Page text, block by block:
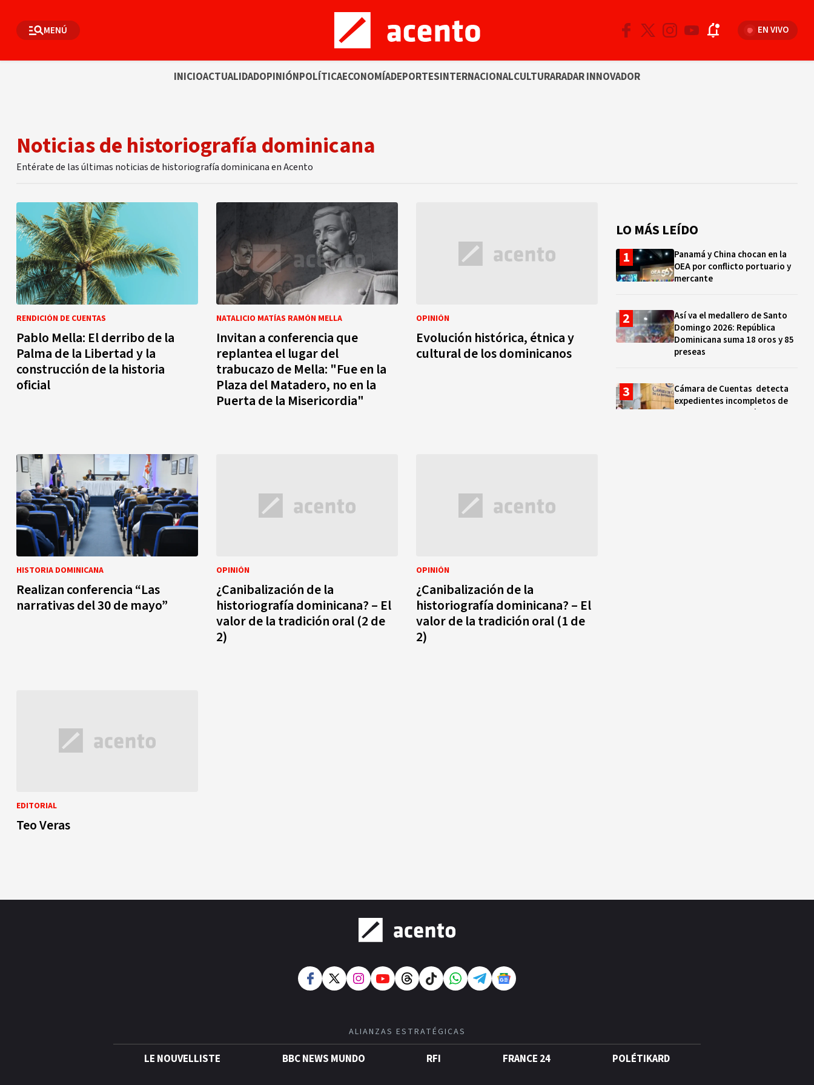
MENÚ EN VIVO
INICIOACTUALIDADOPINIÓNPOLÍTICAECONOMÍADEPORTESINTERNACIONALCULTURARADAR INNOVADOR
Noticias de historiografía dominicana
Entérate de las últimas noticias de historiografía dominicana en Acento
RENDICIÓN DE CUENTAS
Pablo Mella: El derribo de la
Palma de la Libertad y la
construcción de la historia
oficial
NATALICIO MATÍAS RAMÓN MELLA
Invitan a conferencia que
replantea el lugar del
trabucazo de Mella: "Fue en la
Plaza del Matadero, no en la
Puerta de la Misericordia"
OPINIÓN
Evolución histórica, étnica y
cultural de los dominicanos
HISTORIA DOMINICANA
Realizan conferencia “Las
narrativas del 30 de mayo”
OPINIÓN
¿Canibalización de la
historiografía dominicana? – El
valor de la tradición oral (2 de
2)
OPINIÓN
¿Canibalización de la
historiografía dominicana? – El
valor de la tradición oral (1 de
2)
EDITORIAL
Teo Veras
LO MÁS LEÍDO
Panamá y China chocan en la
OEA por conflicto portuario y
mercante
Así va el medallero de Santo
Domingo 2026: República
Dominicana suma 18 oros y 85
preseas
Cámara de Cuentas detecta
expedientes incompletos de
operaciones por RD$16,600
ALIANZAS ESTRATÉGICAS
LE NOUVELLISTE BBC NEWS MUNDO RFI FRANCE 24 POLÉTIKARD